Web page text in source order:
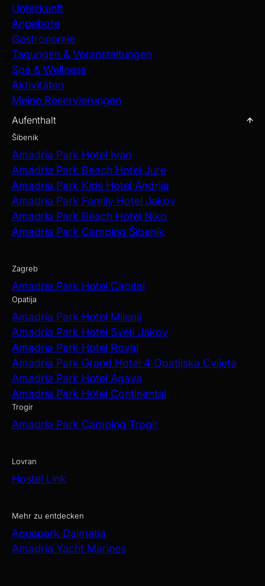
Unterkunft
Angebote
Gastronomie
Tagungen & Veranstaltungen
Spa & Wellness
Aktivitäten
Meine Reservierungen
Aufenthalt
Šibenik
Amadria Park Hotel Ivan
Amadria Park Beach Hotel Jure
Amadria Park Kids Hotel Andrija
Amadria Park Family Hotel Jakov
Amadria Park Beach Hotel Niko
Amadria Park Camping Šibenik
Zagreb
Amadria Park Hotel Capital
Opatija
Amadria Park Hotel Milenij
Amadria Park Hotel Sveti Jakov
Amadria Park Hotel Royal
Amadria Park Grand Hotel 4 Opatijska Cvijeta
Amadria Park Hotel Agava
Amadria Park Hotel Continental
Trogir
Amadria Park Camping Trogir
Lovran
Hostel Link
Mehr zu entdecken
Aquapark Dalmatia
Amadria Yacht Marines